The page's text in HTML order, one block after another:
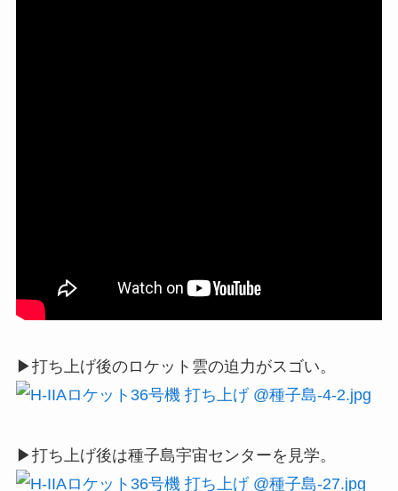
▶打ち上げ後のロケット雲の迫力がスゴい。
▶打ち上げ後は種子島宇宙センターを見学。